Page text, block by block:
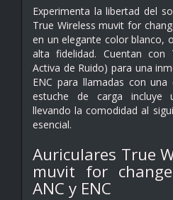
Experimenta la libertad del
True Wireless muvit for
en un elegante color blanco,
alta fidelidad. Cuentan con
Activa de Ruido) para una
ENC para llamadas con una
estuche de carga incluye
llevando la comodidad al
esencial.
Auriculares True
muvit for
ANC y ENC